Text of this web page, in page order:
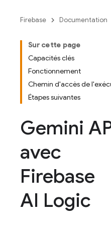
Firebase Documentation
Sur cette page
Capacités clés
Fonctionnement
Chemin d'accès de
Étapes suivantes
Gemini
avec
Firebase
AI Logic